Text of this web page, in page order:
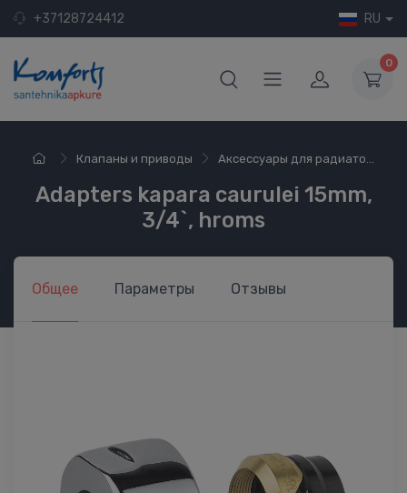
+37128724412 RU
0
Клапаны и приводы Аксессуары для радиато...
Adapters kapara caurulei 15mm,
3/4`, hroms
Общее Параметры Отзывы